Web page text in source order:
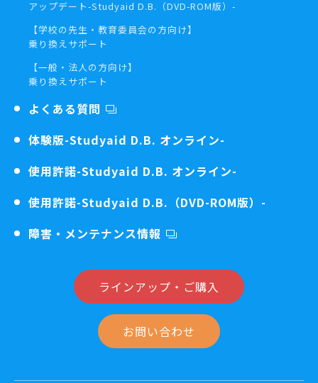
アップデート-Studyaid D.B.（DVD-ROM版）-
【学校の先生・教育委員会の方向け】
乗り換えサポート
【一般・法人の方向け】
乗り換えサポート
よくある質問
体験版-Studyaid D.B. オンライン-
使用許諾-Studyaid D.B. オンライン-
使用許諾-Studyaid D.B.（DVD-ROM版）-
障害・メンテナンス情報
ラインアップ・ご購入
お問い合わせ